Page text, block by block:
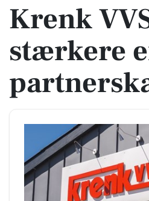
Krenk
stærkere